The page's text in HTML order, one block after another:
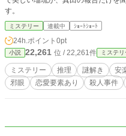
す。
ミステリー 連載中 ｼｮｰﾄｼｮｰﾄ
24h.ポイント 0pt
小説 22,261 位 / 22,261件 ミステリ
ミステリー 推理 謎解き 安
邪眼
恋愛要素あり 殺人事件